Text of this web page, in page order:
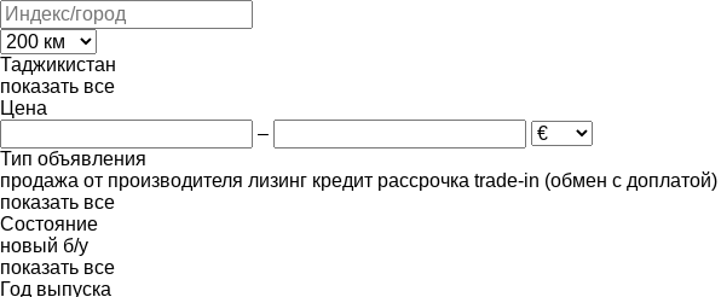
Таджикистан
показать все
Цена
–
Тип объявления
продажа от производителя лизинг кредит рассрочка trade-in (обмен с доплатой)
показать все
Состояние
новый б/у
показать все
Год выпуска